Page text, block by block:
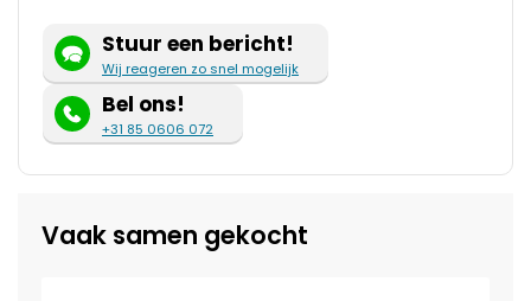
Stuur een bericht!
Wij reageren zo snel mogelijk
Bel ons!
+31 85 0606 072
Vaak samen gekocht